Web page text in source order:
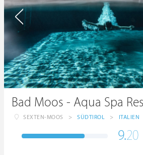
Bad Moos - Aqua Spa
SEXTEN-MOOS > SÜDTIROL > ITALIEN
9.20